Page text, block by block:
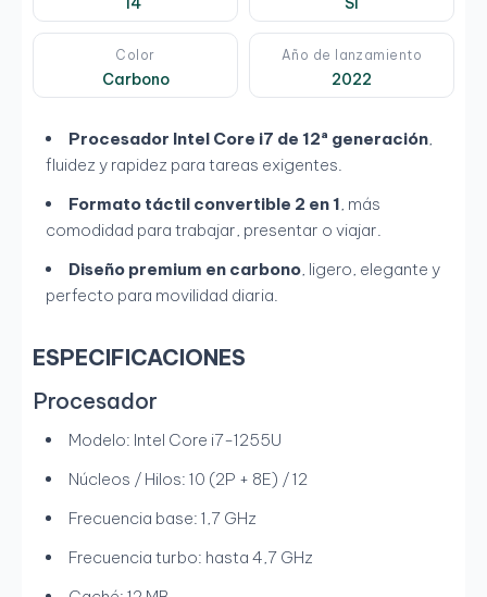
Color
Carbono
Año de lanzamiento
2022
Procesador Intel Core i7 de 12ª generación,
fluidez y rapidez para tareas exigentes.
Formato táctil convertible 2 en 1, más
comodidad para trabajar, presentar o viajar.
Diseño premium en carbono, ligero, elegante y
perfecto para movilidad diaria.
ESPECIFICACIONES
Procesador
Modelo: Intel Core i7-1255U
Núcleos / Hilos: 10 (2P + 8E) / 12
Frecuencia base: 1,7 GHz
Frecuencia turbo: hasta 4,7 GHz